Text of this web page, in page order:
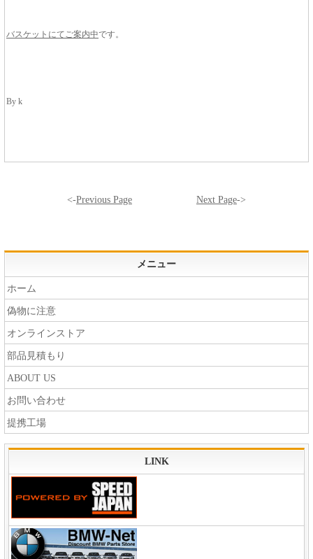
バスケットにてご案内中です。
By k
<-Previous Page Next Page->
メニュー
ホーム
偽物に注意
オンラインストア
部品見積もり
ABOUT US
お問い合わせ
提携工場
LINK